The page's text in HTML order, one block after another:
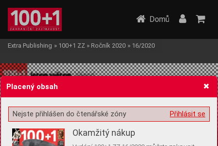
Žádost o souhlas s ukládáním volitelných informací
Domů
Extra Publishing » 100+1 ZZ » Ročník 2020 » 16/2020
Placený obsah
Přihlásit se
Nejste přihlášen do čtenářské zóny
Okamžitý nákup